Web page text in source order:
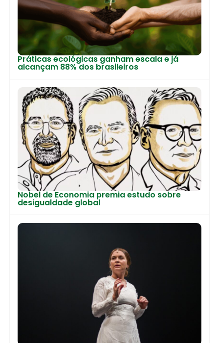
Práticas ecológicas ganham escala e já
alcançam 88% dos brasileiros
Nobel de Economia premia estudo sobre
desigualdade global